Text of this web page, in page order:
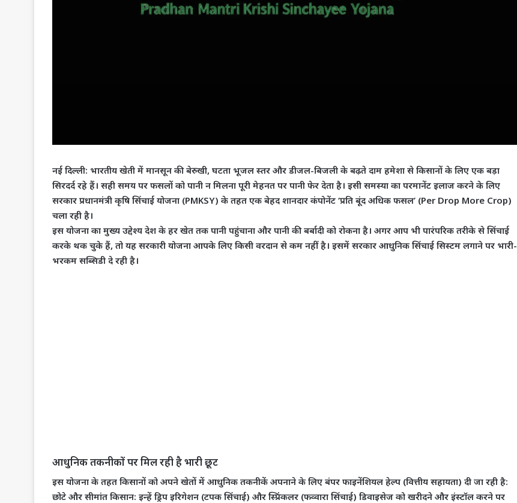
नई दिल्ली: भारतीय खेती में मानसून की बेरुखी, घटता भूजल स्तर और डीजल-बिजली के बढ़ते दाम हमेशा से किसानों के लिए एक बड़ा
सिरदर्द रहे हैं। सही समय पर फसलों को पानी न मिलना पूरी मेहनत पर पानी फेर देता है। इसी समस्या का परमानेंट इलाज करने के लिए
सरकार प्रधानमंत्री कृषि सिंचाई योजना (PMKSY) के तहत एक बेहद शानदार कंपोनेंट ‘प्रति बूंद अधिक फसल’ (Per Drop More Crop)
चला रही है।
​इस योजना का मुख्य उद्देश्य देश के हर खेत तक पानी पहुंचाना और पानी की बर्बादी को रोकना है। अगर आप भी पारंपरिक तरीके से सिंचाई
करके थक चुके हैं, तो यह सरकारी योजना आपके लिए किसी वरदान से कम नहीं है। इसमें सरकार आधुनिक सिंचाई सिस्टम लगाने पर भारी-
भरकम सब्सिडी दे रही है।
​आधुनिक तकनीकों पर मिल रही है भारी छूट
​इस योजना के तहत किसानों को अपने खेतों में आधुनिक तकनीकें अपनाने के लिए बंपर फाइनेंशियल हेल्प (वित्तीय सहायता) दी जा रही है:
छोटे और सीमांत किसान: इन्हें ड्रिप इरिगेशन (टपक सिंचाई) और स्प्रिंकलर (फव्वारा सिंचाई) डिवाइसेज को खरीदने और इंस्टॉल करने पर